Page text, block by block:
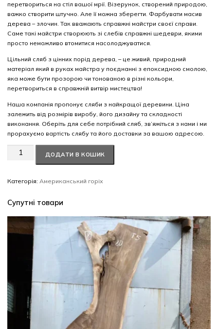
перетвориться на стіл вашої мрії. Візерунок, створений природою,
важко створити штучно. Але її можна зберегти. Фарбувати масив
дерева – злочин. Так вважають справжні майстри своєї справи.
Саме такі майстри створюють зі слебів справжні шедеври, якими
просто неможливо втомитися насолоджуватися.
Цільний сляб з цінних порід дерева, – це живий, природний
матеріал який в руках майстра у поєднанні з епоксидною смолою,
яка може бути прозорою чи тонованою в різні кольори,
перетвориться в справжній витвір мистецтва!
Наша компанія пропонує сляби з найкращої деревини. Ціна
залежить від розмірів виробу, його дизайну та складності
виконання. Оберіть для себе потрібний сляб, зв’яжіться з нами і ми
прорахуємо вартість слябу та його доставки за вашою адресою.
Американський
кількість
ДОДАТИ В КОШИК
Категорія: Американський горіх
Супутні товари